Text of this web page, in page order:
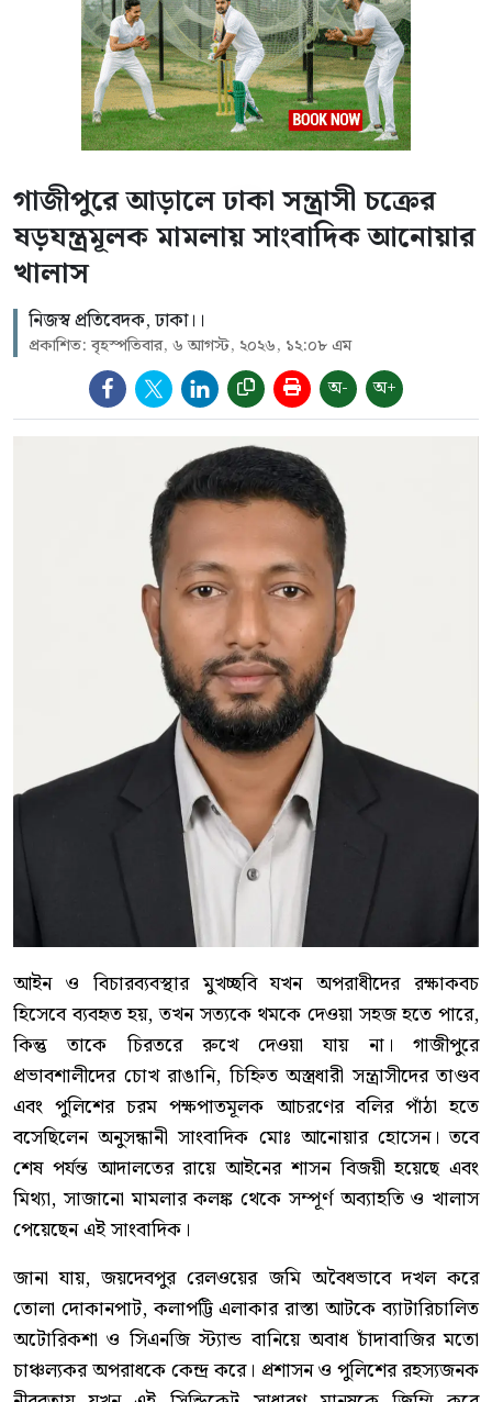
গাজীপুরে আড়ালে ঢাকা সন্ত্রাসী চক্রের
ষড়যন্ত্রমূলক মামলায় সাংবাদিক আনোয়ার
খালাস
নিজস্ব প্রতিবেদক, ঢাকা।।
প্রকাশিত: বৃহস্পতিবার, ৬ আগস্ট, ২০২৬, ১২:০৮ এম
অ- অ+
আইন ও বিচারব্যবস্থার মুখচ্ছবি যখন অপরাধীদের রক্ষাকবচ
হিসেবে ব্যবহৃত হয়, তখন সত্যকে থমকে দেওয়া সহজ হতে পারে,
কিন্তু তাকে চিরতরে রুখে দেওয়া যায় না। গাজীপুরে
প্রভাবশালীদের চোখ রাঙানি, চিহ্নিত অস্ত্রধারী সন্ত্রাসীদের তাণ্ডব
এবং পুলিশের চরম পক্ষপাতমূলক আচরণের বলির পাঁঠা হতে
বসেছিলেন অনুসন্ধানী সাংবাদিক মোঃ আনোয়ার হোসেন। তবে
শেষ পর্যন্ত আদালতের রায়ে আইনের শাসন বিজয়ী হয়েছে এবং
মিথ্যা, সাজানো মামলার কলঙ্ক থেকে সম্পূর্ণ অব্যাহতি ও খালাস
পেয়েছেন এই সাংবাদিক।
জানা যায়, জয়দেবপুর রেলওয়ের জমি অবৈধভাবে দখল করে
তোলা দোকানপাট, কলাপট্টি এলাকার রাস্তা আটকে ব্যাটারিচালিত
অটোরিকশা ও সিএনজি স্ট্যান্ড বানিয়ে অবাধ চাঁদাবাজির মতো
চাঞ্চল্যকর অপরাধকে কেন্দ্র করে। প্রশাসন ও পুলিশের রহস্যজনক